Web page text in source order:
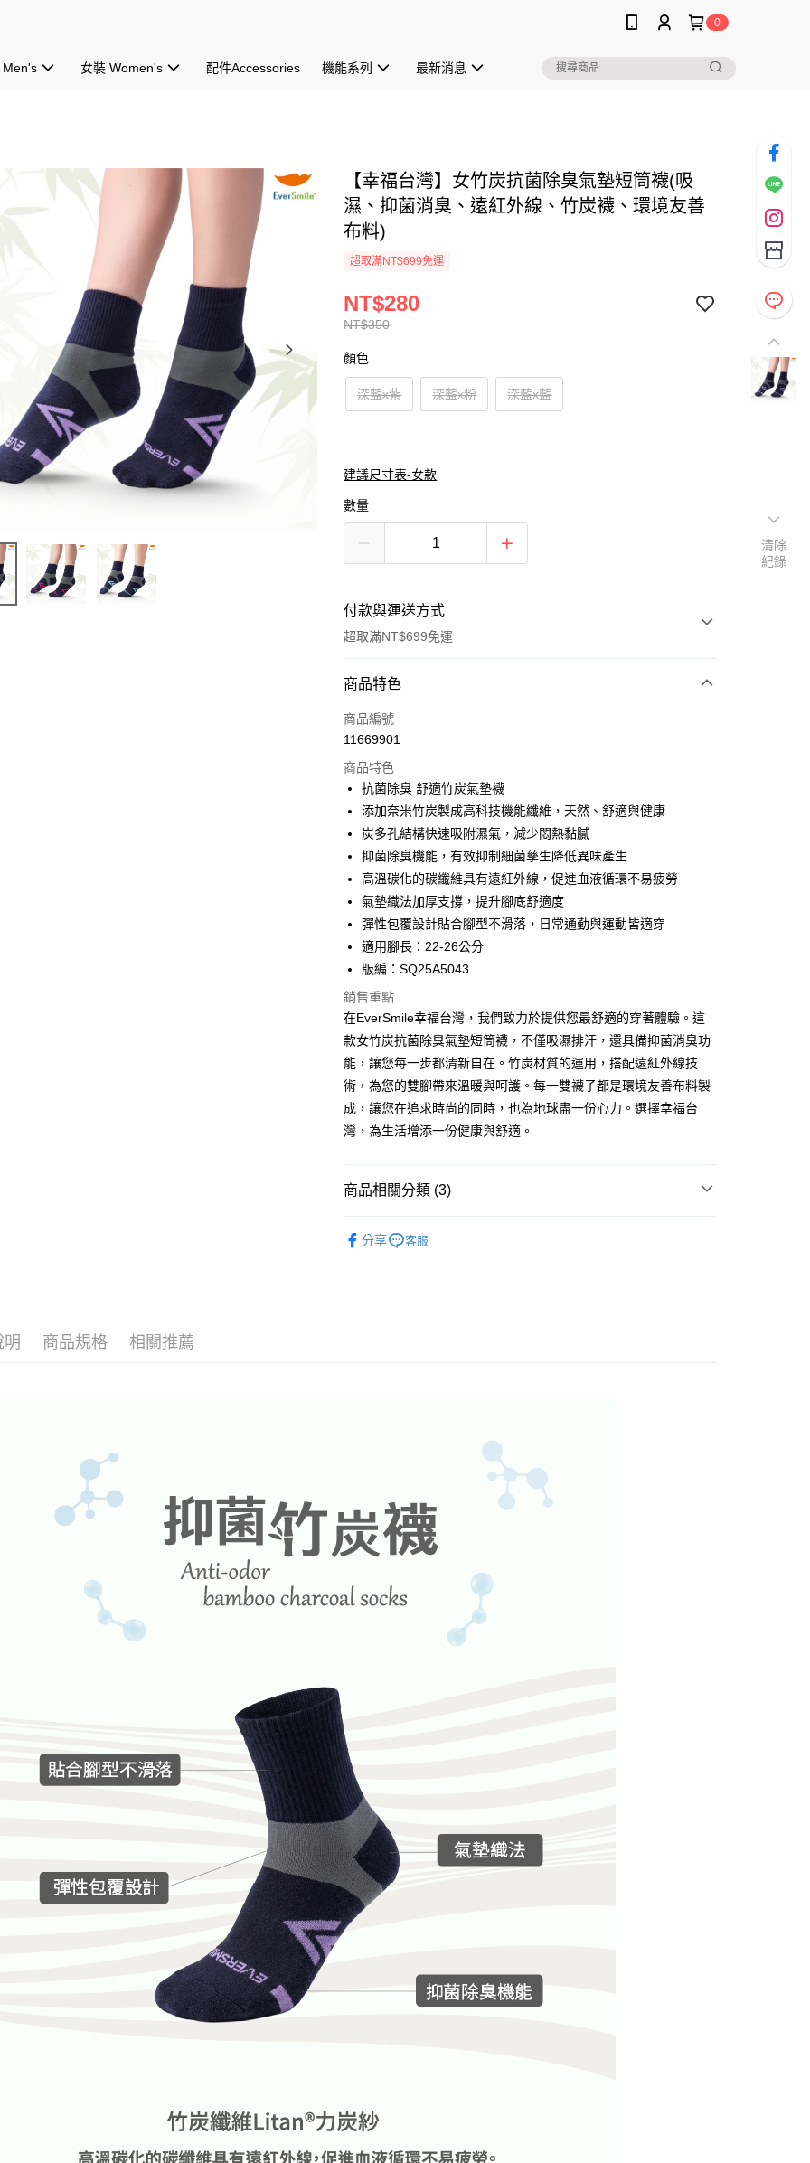
0
Men's 女裝 Women's 配件Accessories 機能系列 最新消息
【幸福台灣】女竹炭抗菌除臭氣墊短筒襪(吸
濕、抑菌消臭、遠紅外線、竹炭襪、環境友善
布料)
超取滿NT$699免運
NT$350
NT$280
顏色
深藍x紫 深藍x粉 深藍x藍
建議尺寸表-女款
數量
付款與運送方式
超取滿NT$699免運
付款方式
信用卡一次付款
LINE Pay
Apple Pay
悠遊付
Google Pay
ATM付款
貨到付款
全家取貨付款
每筆NT$100，滿NT$699(含以上)免運費
付款後全家取貨
每筆NT$100，滿NT$699(含以上)免運費
每筆NT$100，滿NT$699(含以上)免運費
每筆NT$100，滿NT$699(含以上)免運費
貨到付款
每筆NT$100，滿NT$699(含以上)免運費
商品特色
商品編號
11669901
商品特色
抗菌除臭 舒適竹炭氣墊襪
添加奈米竹炭製成高科技機能纖維，天然、舒適與健康
炭多孔結構快速吸附濕氣，減少悶熱黏膩
抑菌除臭機能，有效抑制細菌孳生降低異味產生
高溫碳化的碳纖維具有遠紅外線，促進血液循環不易疲勞
氣墊織法加厚支撐，提升腳底舒適度
彈性包覆設計貼合腳型不滑落，日常通勤與運動皆適穿
適用腳長：22-26公分
版編：SQ25A5043
銷售重點
在EverSmile幸福台灣，我們致力於提供您最舒適的穿著體驗。這
款女竹炭抗菌除臭氣墊短筒襪，不僅吸濕排汗，還具備抑菌消臭功
能，讓您每一步都清新自在。竹炭材質的運用，搭配遠紅外線技
術，為您的雙腳帶來溫暖與呵護。每一雙襪子都是環境友善布料製
成，讓您在追求時尚的同時，也為地球盡一份心力。選擇幸福台
灣，為生活增添一份健康與舒適。
商品相關分類 (3)
分享 客服
明 商品規格 相關推薦
清除
紀錄